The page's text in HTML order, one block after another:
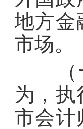
地方金
市场。
（十
为，执
市会计